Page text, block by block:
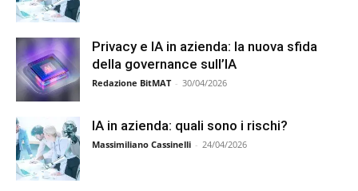
Privacy e IA in azienda: la nuova sfida
della governance sull’IA
Redazione BitMAT - 30/04/2026
IA in azienda: quali sono i rischi?
Massimiliano Cassinelli - 24/04/2026